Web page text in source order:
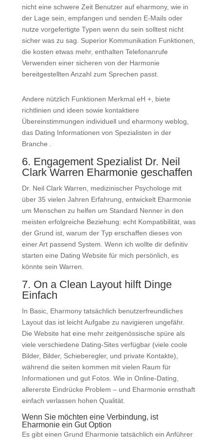
nicht eine schwere Zeit Benutzer auf eharmony, wie in
der Lage sein, empfangen und senden E-Mails oder
nutze vorgefertigte Typen wenn du sein solltest nicht
sicher was zu sag. Superior Kommunikation Funktionen,
die kosten etwas mehr, enthalten Telefonanrufe
Verwenden einer sicheren von der Harmonie
bereitgestellten Anzahl zum Sprechen passt.
Andere nützlich Funktionen Merkmal eH +, biete
richtlinien und ideen sowie kontaktiere
Übereinstimmungen individuell und eharmony weblog,
das Dating Informationen von Spezialisten in der
Branche .
6. Engagement Spezialist Dr. Neil
Clark Warren Eharmonie geschaffen
Dr. Neil Clark Warren, medizinischer Psychologe mit
über 35 vielen Jahren Erfahrung, entwickelt Eharmonie
um Menschen zu helfen um Standard Nenner in den
meisten erfolgreiche Beziehung: echt Kompatibilität, was
der Grund ist, warum der Typ erschaffen dieses von
einer Art passend System. Wenn ich wollte dir definitiv
starten eine Dating Website für mich persönlich, es
könnte sein Warren.
7. On a Clean Layout hilft Dinge
Einfach
In Basic, Eharmony tatsächlich benutzerfreundliches
Layout das ist leicht Aufgabe zu navigieren ungefähr.
Die Website hat eine mehr zeitgenössische spüre als
viele verschiedene Dating-Sites verfügbar (viele coole
Bilder, Bilder, Schieberegler, und private Kontakte),
während die seiten kommen mit vielen Raum für
Informationen und gut Fotos. Wie in Online-Dating,
allererste Eindrücke Problem – und Eharmonie ernsthaft
einfach verlassen hohen Qualität.
Wenn Sie möchten eine Verbindung, ist
Eharmonie ein Gut Option
Es gibt einen Grund Eharmonie tatsächlich ein Anführer